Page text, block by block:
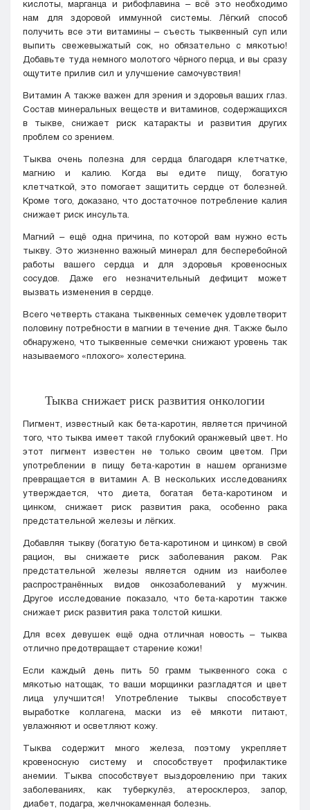
кислоты, марганца и рибофлавина – всё это необходимо
нам для здоровой иммунной системы. Лёгкий способ
получить все эти витамины – съесть тыквенный суп или
выпить свежевыжатый сок, но обязательно с мякотью!
Добавьте туда немного молотого чёрного перца, и вы сразу
ощутите прилив сил и улучшение самочувствия!
Витамин А также важен для зрения и здоровья ваших глаз.
Состав минеральных веществ и витаминов, содержащихся
в тыкве, снижает риск катаракты и развития других
проблем со зрением.
Тыква очень полезна для сердца благодаря клетчатке,
магнию и калию. Когда вы едите пищу, богатую
клетчаткой, это помогает защитить сердце от болезней.
Кроме того, доказано, что достаточное потребление калия
снижает риск инсульта.
Магний – ещё одна причина, по которой вам нужно есть
тыкву. Это жизненно важный минерал для бесперебойной
работы вашего сердца и для здоровья кровеносных
сосудов. Даже его незначительный дефицит может
вызвать изменения в сердце.
Всего четверть стакана тыквенных семечек удовлетворит
половину потребности в магнии в течение дня. Также было
обнаружено, что тыквенные семечки снижают уровень так
называемого «плохого» холестерина.
Тыква снижает риск развития онкологии
Пигмент, известный как бета-каротин, является причиной
того, что тыква имеет такой глубокий оранжевый цвет. Но
этот пигмент известен не только своим цветом. При
употреблении в пищу бета-каротин в нашем организме
превращается в витамин А. В нескольких исследованиях
утверждается, что диета, богатая бета-каротином и
цинком, снижает риск развития рака, особенно рака
предстательной железы и лёгких.
Добавляя тыкву (богатую бета-каротином и цинком) в свой
рацион, вы снижаете риск заболевания раком. Рак
предстательной железы является одним из наиболее
распространённых видов онкозаболеваний у мужчин.
Другое исследование показало, что бета-каротин также
снижает риск развития рака толстой кишки.
Для всех девушек ещё одна отличная новость – тыква
отлично предотвращает старение кожи!
Если каждый день пить 50 грамм тыквенного сока с
мякотью натощак, то ваши морщинки разгладятся и цвет
лица улучшится! Употребление тыквы способствует
выработке коллагена, маски из её мякоти питают,
увлажняют и осветляют кожу.
Тыква содержит много железа, поэтому укрепляет
кровеносную систему и способствует профилактике
анемии. Тыква способствует выздоровлению при таких
заболеваниях, как туберкулёз, атеросклероз, запор,
диабет, подагра, желчнокаменная болезнь.